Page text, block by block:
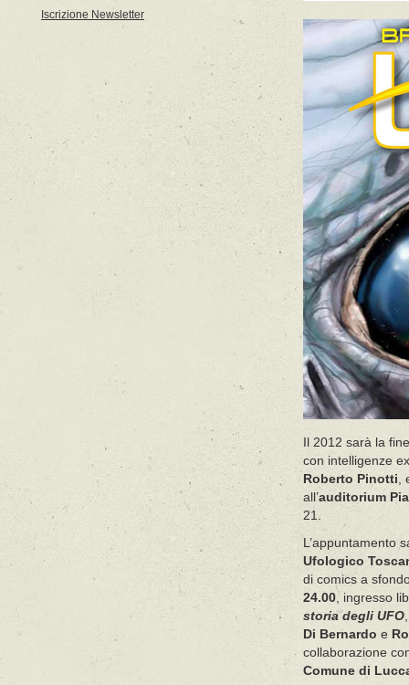
Iscrizione Newsletter
Il 2012 sarà la
con intelligenze
Roberto Pinotti,
all’auditorium
21.
L’appuntamento
Ufologico
di comics a
24.00, ingresso
storia degli UFO
Di Bernardo e
collaborazione
Comune di